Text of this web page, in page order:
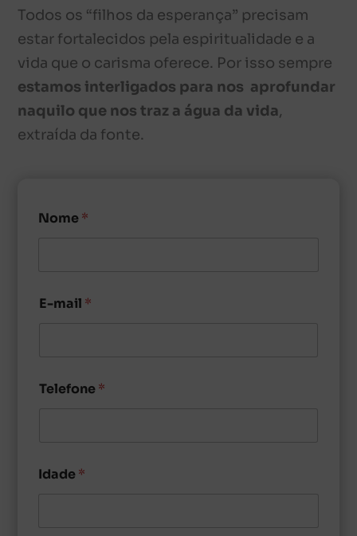
Todos os “filhos da esperança” precisam
estar fortalecidos pela espiritualidade e a
vida que o carisma oferece. Por isso sempre
estamos interligados para nos aprofundar
naquilo que nos traz a água da vida,
extraída da fonte.
Nome*
E-mail *
Telefone*
Idade*